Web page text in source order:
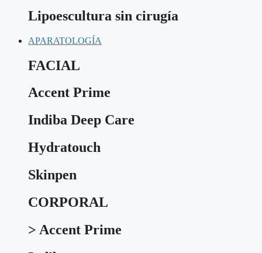
Lipoescultura sin cirugía
APARATOLOGÍA
FACIAL
Accent Prime
Indiba Deep Care
Hydratouch
Skinpen
CORPORAL
> Accent Prime